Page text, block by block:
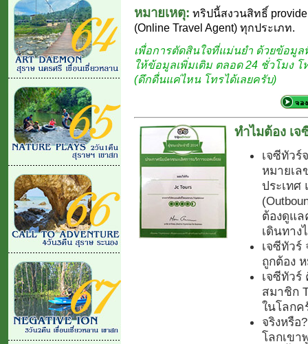
หมายเหตุ: ทริปนี้สงวนสิทธิ์
(Online Travel Agent) ทุกประเภท.
เพื่อการตัดสินใจที่แม่นยำ ด้วยข้อมูล
ให้ข้อมูลเพิ่มเติม ตลอด 24 ชั่วโมง โ
(ดึกดื่นแค่ไหน โทรได้เลยครับ)
ทำไมต้อง เ
เจซีทัวร์
หมายเล
ประเทศ
ต้องดูแล
เดินทาง
เจซีทัวร์
ถูกต้อง
เจซีทัวร์
สมาชิก
ในโลกค
จริงหรือ
โลกเขา